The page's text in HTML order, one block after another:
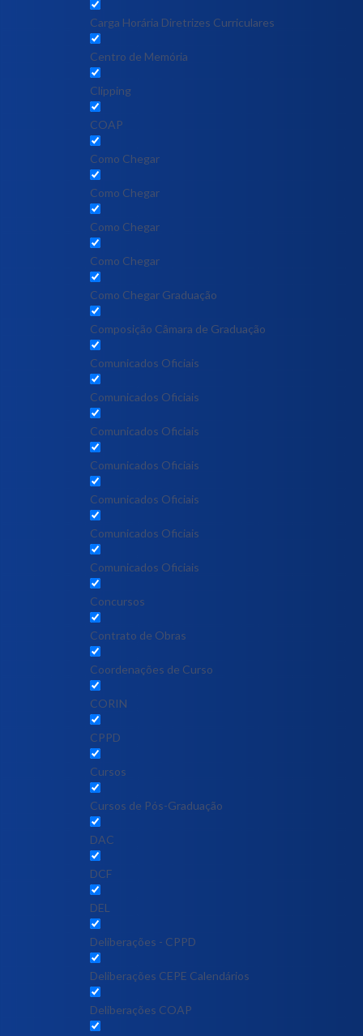
Carga Horária Diretrizes Curriculares
Centro de Memória
Clipping
COAP
Como Chegar
Como Chegar
Como Chegar
Como Chegar
Como Chegar Graduação
Composição Câmara de Graduação
Comunicados Oficiais
Comunicados Oficiais
Comunicados Oficiais
Comunicados Oficiais
Comunicados Oficiais
Comunicados Oficiais
Comunicados Oficiais
Concursos
Contrato de Obras
Coordenações de Curso
CORIN
CPPD
Cursos
Cursos de Pós-Graduação
DAC
DCF
DEL
Deliberações - CPPD
Deliberações CEPE Calendários
Deliberações COAP